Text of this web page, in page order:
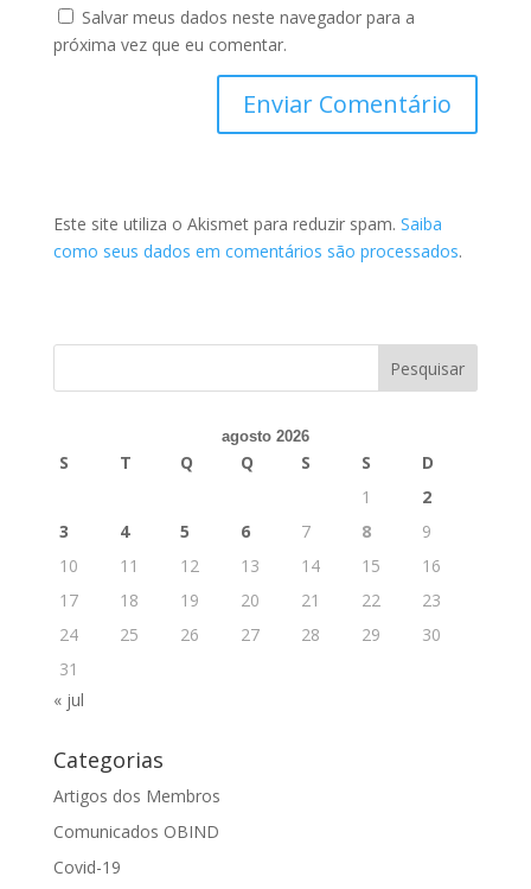
Salvar meus dados neste navegador para a
próxima vez que eu comentar.
Este site utiliza o Akismet para reduzir spam. Saiba
como seus dados em comentários são processados.
agosto 2026
S T Q Q S S
D
1
2
3
4 5 6 7 8
9
10
11 12 13 14 15
16
17
18 19 20 21 22
23
24
25 26 27 28 29
30
31
« jul
Categorias
Artigos dos Membros
Comunicados OBIND
Covid-19